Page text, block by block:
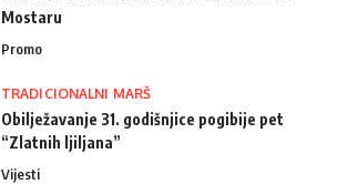
Mostaru
Promo
TRADICIONALNI MARŠ
Obilježavanje 31. godišnjice pogibije pet
“Zlatnih ljiljana”
Vijesti